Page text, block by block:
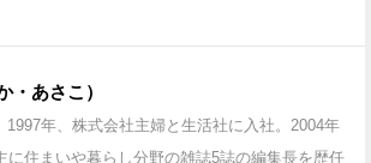
・あさこ）
1997年、株式会社主婦と生活社に入社。2004年
に住まいや暮らし分野の雑誌5誌の編集長を歴任